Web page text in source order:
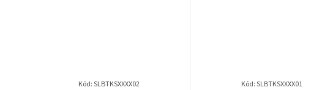
Kód:SLBTKSXXXX02 Kód:SLBTKSXXXX01